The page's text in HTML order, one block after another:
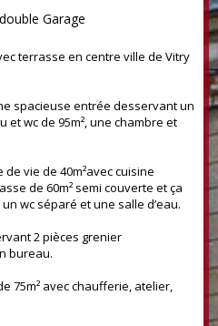
Garage
terrasse en centre ville de Vitry
spacieuse entrée desservant un
et wc de 95m², une chambre et
de vie de 40m²avec cuisine
de 60m² semi couverte et ça
wc séparé et une salle d’eau.
2 pièces grenier
bureau.
75m² avec chaufferie, atelier,